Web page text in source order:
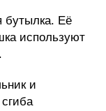
бутылка. Её
используют
и